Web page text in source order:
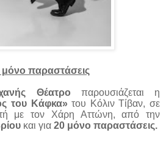
μόνο παραστάσεις
Θέατρο παρουσιάζεται η
του Κάφκα»του Κόλιν Τίβαν, σε
με τον Χάρη Αττώνη, από την
και για 20 μόνο παραστάσεις.